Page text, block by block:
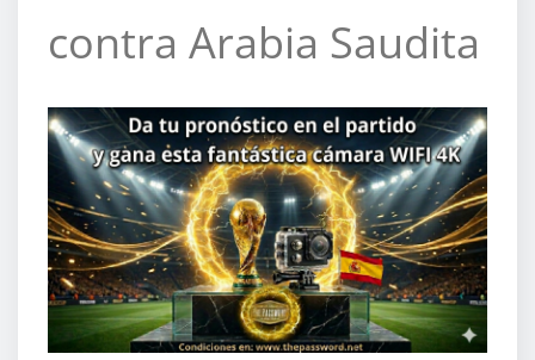
contra Arabia Saudita